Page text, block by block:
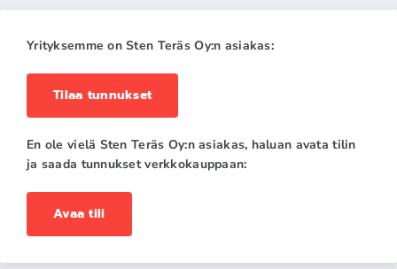
Yrityksemme on Sten Teräs Oy:n asiakas:
Tilaa tunnukset
En ole vielä Sten Teräs Oy:n asiakas, haluan avata tilin
ja saada tunnukset verkkokauppaan:
Avaa tili